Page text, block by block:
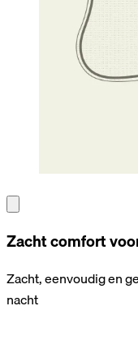
Zacht comfort
Zacht, eenvoudig en
nacht